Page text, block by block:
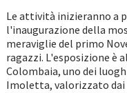
Le attività inizieranno a
l'inaugurazione della
meraviglie del primo
ragazzi. L'esposizione
Colombaia, uno dei
Imoletta, valorizzato dai